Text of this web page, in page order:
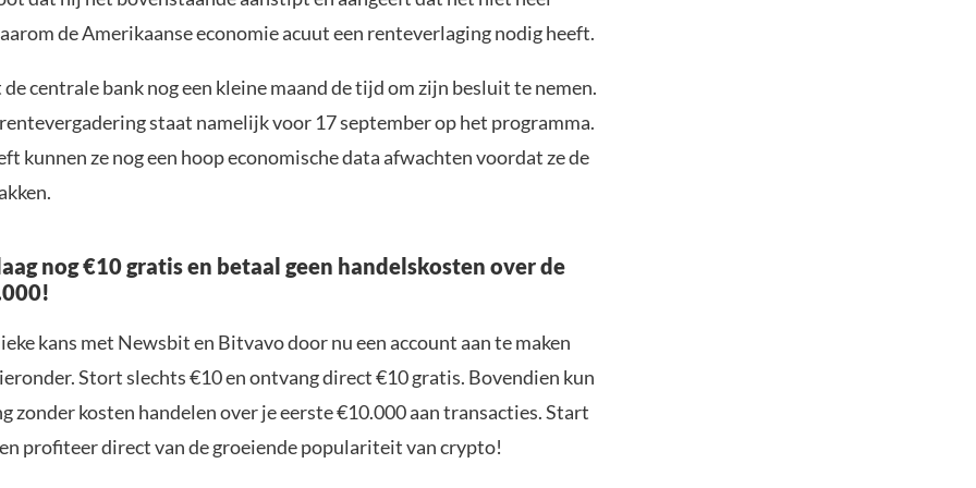
de Amerikaanse economie acuut een renteverlaging nodig heeft.
centrale bank nog een kleine maand de tijd om zijn besluit te nemen.
staat namelijk voor 17 september op het programma.
kunnen ze nog een hoop economische data afwachten voordat ze de
nog €10 gratis en betaal geen handelskosten over de
kans met Newsbit en Bitvavo door nu een account aan te maken
Stort slechts €10 en ontvang direct €10 gratis. Bovendien kun
zonder kosten handelen over je eerste €10.000 aan transacties. Start
profiteer direct van de groeiende populariteit van crypto!